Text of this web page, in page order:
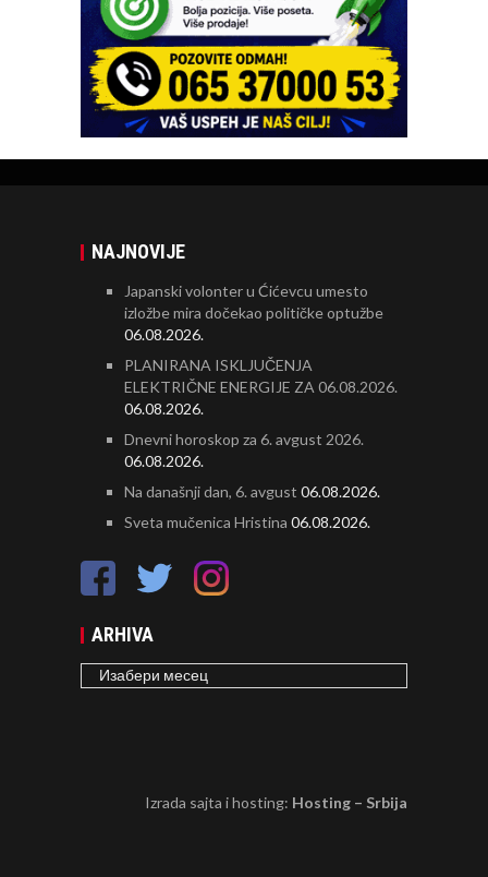
NAJNOVIJE
Japanski volonter u Ćićevcu umesto
izložbe mira dočekao političke optužbe
06.08.2026.
PLANIRANA ISKLJUČENJA
ELEKTRIČNE ENERGIJE ZA 06.08.2026.
06.08.2026.
Dnevni horoskop za 6. avgust 2026.
06.08.2026.
Na današnji dan, 6. avgust 06.08.2026.
Sveta mučenica Hristina 06.08.2026.
ARHIVA
ARHIVA
Izrada sajta i hosting: Hosting – Srbija